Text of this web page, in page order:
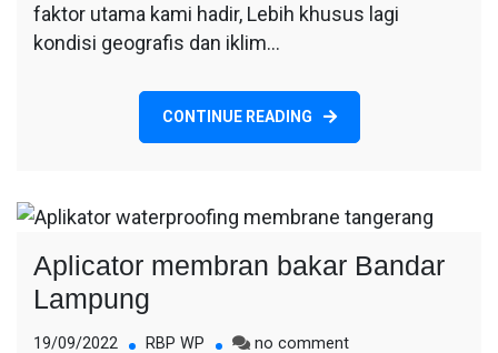
faktor utama kami hadir, Lebih khusus lagi
kondisi geografis dan iklim…
CONTINUE READING
Aplicator membran bakar Bandar
Lampung
19/09/2022 RBP WP no commenton